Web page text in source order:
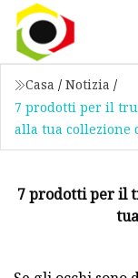
Casa / Notizia /
7 prodotti per il
alla tua collezione
7 prodotti per il